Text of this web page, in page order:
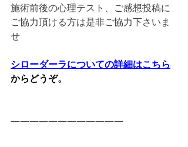
施術前後の心理テスト、ご感想投稿に
ご協力頂ける方は是非ご協力下さいま
せ
シローダーラについての詳細はこちら
からどうぞ。
――――――――――――